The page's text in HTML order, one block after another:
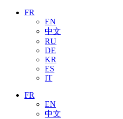
FR
EN
中文
RU
DE
KR
ES
IT
FR
EN
中文